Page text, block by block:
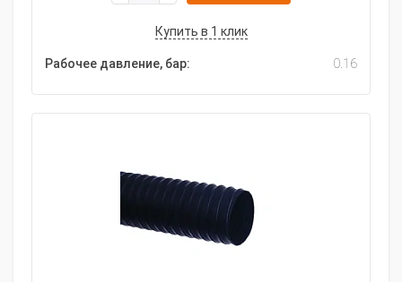
Купить в 1 клик
Рабочее давление, бар: 0.16